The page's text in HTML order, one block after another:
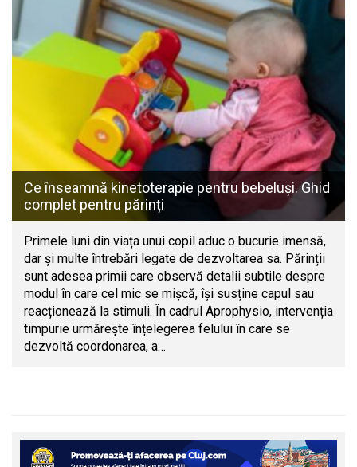
Ce înseamnă kinetoterapie pentru bebeluși. Ghid
complet pentru părinți
Primele luni din viața unui copil aduc o bucurie imensă,
dar și multe întrebări legate de dezvoltarea sa. Părinții
sunt adesea primii care observă detalii subtile despre
modul în care cel mic se mișcă, își susține capul sau
reacționează la stimuli. În cadrul Aprophysio, intervenția
timpurie urmărește înțelegerea felului în care se
dezvoltă coordonarea, a…